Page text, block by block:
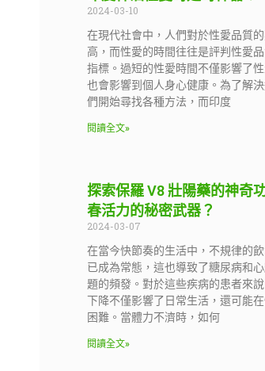
2024-03-10
在現代社會中，人們對於性愛品質
高，而性愛的時間往往是評判性愛
指標。過短的性愛時間不僅影響了性
也會影響到個人身心健康。為了解
們開始尋找各種方法，而印度
閱讀全文»
探索保羅 V8 壯陽藥的神奇
春活力的秘密武器？
2024-03-07
在當今快節奏的生活中，不規律的
已成為常態，這也導致了糖尿病和
題的頻發。對於這些疾病的患者來
下降不僅影響了日常生活，還可能
困難。當體力不濟時，如何
閱讀全文»